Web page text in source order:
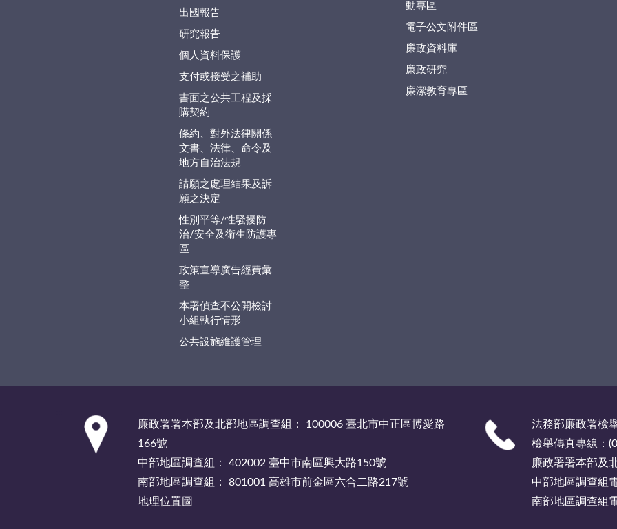
出國報告
研究報告
個人資料保護
支付或接受之補助
書面之公共工程及採
購契約
條約、對外法律關係
文書、法律、命令及
地方自治法規
請願之處理結果及訴
願之決定
性別平等/性騷擾防
治/安全及衛生防護專
區
政策宣導廣告經費彙
整
本署偵查不公開檢討
小組執行情形
公共設施維護管理
動專區
電子公文附件區
廉政資料庫
廉政研究
廉潔教育專區
廉政署署本部及北部地區調查組： 100006 臺北市中正區博愛路
166號
中部地區調查組： 402002 臺中市南區興大路150號
南部地區調查組： 801001 高雄市前金區六合二路217號
地理位置圖
法務部廉政署檢
檢舉傳真專線：
廉政署署本部及
中部地區調查組
南部地區調查組